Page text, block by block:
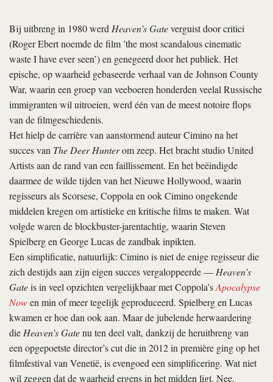
Bij uitbreng in 1980 werdHeaven’s Gateverguist door critici
(Roger Ebert noemde de film ’the most scandalous cinematic
waste I have ever seen’) en genegeerd door het publiek. Het
epische, op waarheid gebaseerde verhaal van de Johnson County
War, waarin een groep van veeboeren honderden veelal Russische
immigranten wil uitroeien, werd één van de meest notoire flops
van de filmgeschiedenis.
Het hielp de carrière van aanstormend auteur Cimino na het
succes van The Deer Hunterom zeep. Het bracht studio United
Artists aan de rand van een faillissement. En het beëindigde
daarmee de wilde tijden van het Nieuwe Hollywood, waarin
regisseurs als Scorsese, Coppola en ook Cimino ongekende
middelen kregen om artistieke en kritische films te maken. Wat
volgde waren de blockbuster-jarentachtig, waarin Steven
Spielberg en George Lucas de zandbak inpikten.
Een simplificatie, natuurlijk: Cimino is niet de enige regisseur die
zich destijds aan zijn eigen succes vergaloppeerde —Heaven’s
Gateis in veel opzichten vergelijkbaar met Coppola’sApocalypse
Nowen min of meer tegelijk geproduceerd. Spielberg en Lucas
kwamen er hoe dan ook aan. Maar de jubelende herwaardering
dieHeaven’s Gatenu ten deel valt, dankzij de heruitbreng van
een opgepoetste director’s cut die in 2012 in première ging op het
filmfestival van Venetië, is evengoed een simplificering. Wat niet
wil zeggen dat de waarheid ergens in het midden ligt. Nee,